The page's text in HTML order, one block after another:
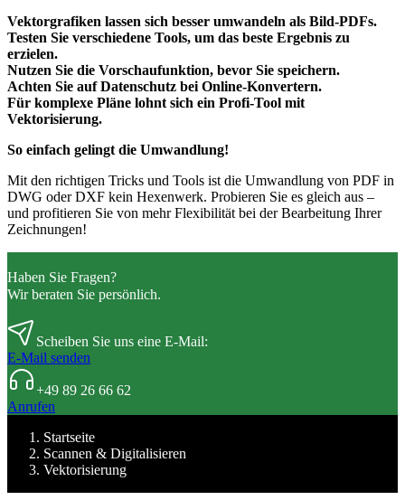
Vektorgrafiken lassen sich besser umwandeln als Bild-PDFs.
Testen Sie verschiedene Tools, um das beste Ergebnis zu
erzielen.
Nutzen Sie die Vorschaufunktion, bevor Sie speichern.
Achten Sie auf Datenschutz bei Online-Konvertern.
Für komplexe Pläne lohnt sich ein Profi-Tool mit
Vektorisierung.
So einfach gelingt die Umwandlung!
Mit den richtigen Tricks und Tools ist die Umwandlung von PDF in
DWG oder DXF kein Hexenwerk. Probieren Sie es gleich aus –
und profitieren Sie von mehr Flexibilität bei der Bearbeitung Ihrer
Zeichnungen!
Haben Sie Fragen?
Wir beraten Sie persönlich.
Scheiben Sie uns eine E-Mail:
E-Mail senden
+49 89 26 66 62
Anrufen
Startseite
Scannen & Digitalisieren
Vektorisierung